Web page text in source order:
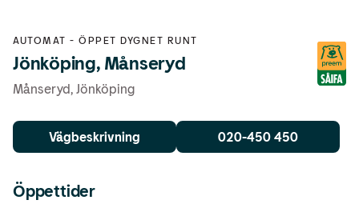
AUTOMAT -ÖPPET DYGNET RUNT
Jönköping, Månseryd
Månseryd, Jönköping
Vägbeskrivning 020-450 450
Öppettider